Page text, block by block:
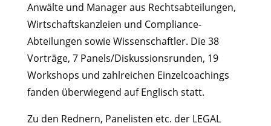
Anwälte und Manager aus Rechtsabteilungen,
Wirtschaftskanzleien und Compliance-
Abteilungen sowie Wissenschaftler. Die 38
Vorträge, 7 Panels/Diskussionsrunden, 19
Workshops und zahlreichen Einzelcoachings
fanden überwiegend auf Englisch statt.
Zu den Rednern, Panelisten etc. der LEGAL